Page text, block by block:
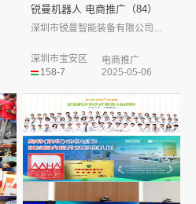
锐曼机器人 电商推广（84）
158-7
深圳市宝安区
电商推广
2025-05-06